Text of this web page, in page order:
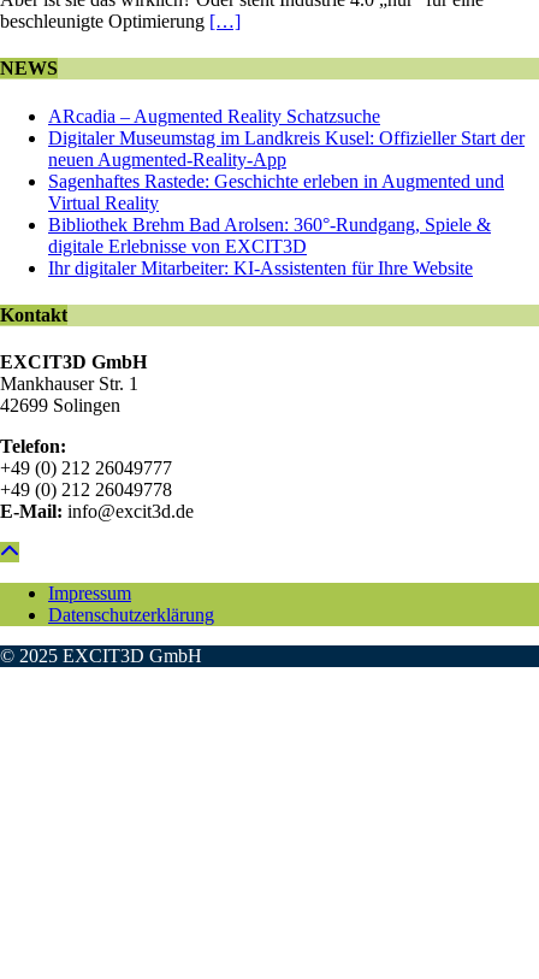
beschleunigte Optimierung […]
NEWS
ARcadia – Augmented Reality Schatzsuche
Digitaler Museumstag im Landkreis Kusel: Offizieller Start der
neuen Augmented-Reality-App
Sagenhaftes Rastede: Geschichte erleben in Augmented und
Virtual Reality
Bibliothek Brehm Bad Arolsen: 360°-Rundgang, Spiele &
digitale Erlebnisse von EXCIT3D
Ihr digitaler Mitarbeiter: KI-Assistenten für Ihre Website
Kontakt
EXCIT3D GmbH
Mankhauser Str. 1
42699 Solingen
Telefon:
+49 (0) 212 26049777
+49 (0) 212 26049778
E-Mail: info@excit3d.de
Impressum
Datenschutzerklärung
© 2025 EXCIT3D GmbH